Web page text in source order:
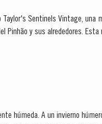
Sentinels Vintage, una
y sus alrededores. Esta
húmeda. A un invierno